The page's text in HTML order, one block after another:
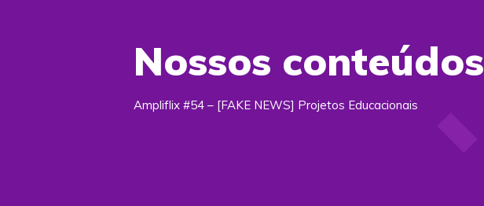
Nossos conteúdos
Ampliflix #54 – [FAKE NEWS] Projetos Educacionais